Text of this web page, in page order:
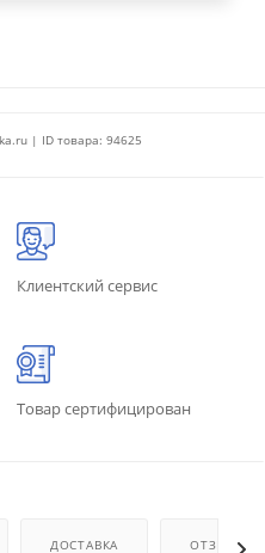
| ID товара: 94625
Клиентский сервис
Товар сертифицирован
ДОСТАВКА ОТЗЫВЫ